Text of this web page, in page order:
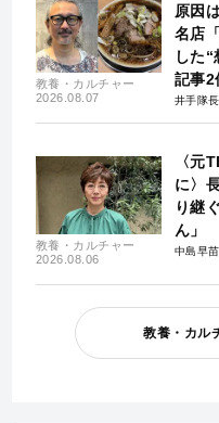
教養・カルチャー
2026.08.07
原因
名店
した
記事2
井手隊長
教養・カルチャー
2026.08.06
〈元
に〉
り継
ん」
中島早苗
教養・カル